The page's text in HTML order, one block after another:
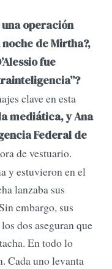
operación
de Mirtha?,
fue
clave en esta
mediática, y Ana
Federal de
de vestuario.
y estuvieron en el
lanzaba sus
embargo, sus
dos aseguran que
En todo lo
Cada uno levanta